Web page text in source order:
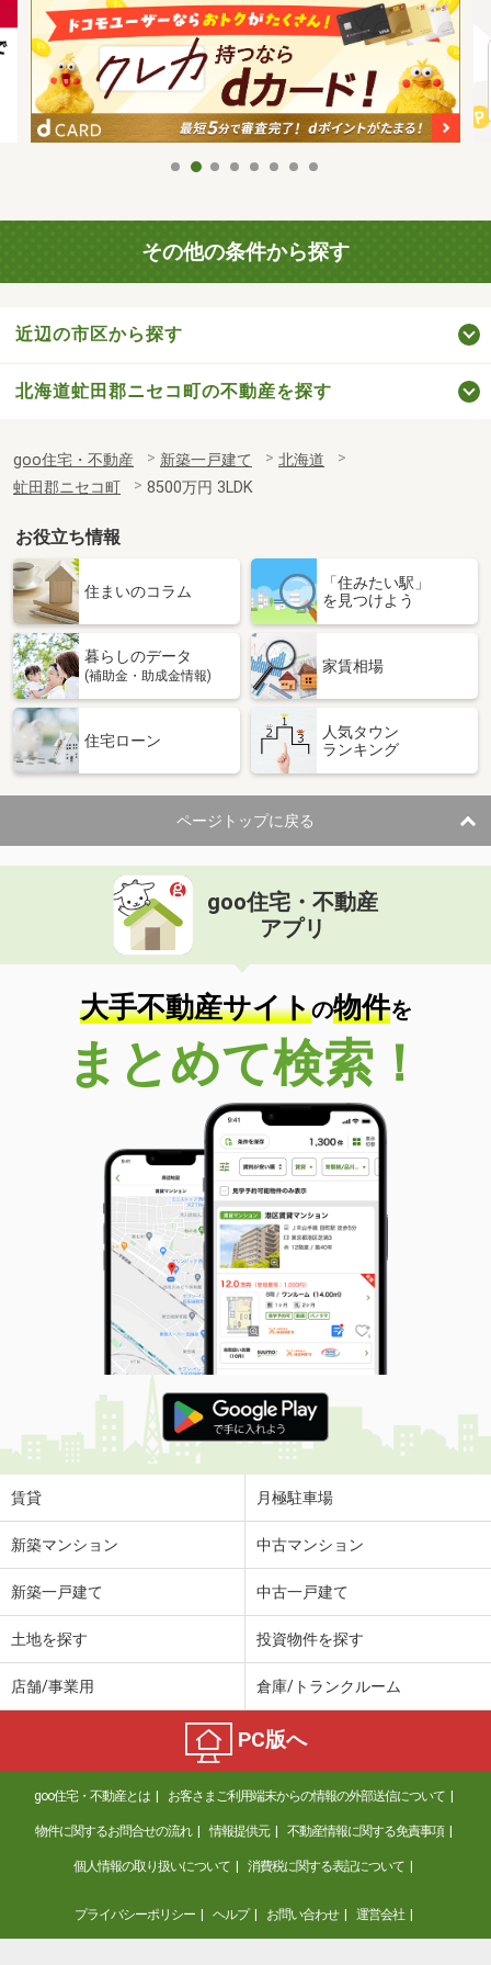
その他の条件から探す
近辺の市区から探す
北海道虻田郡ニセコ町の不動産を探す
goo住宅・不動産 新築一戸建て
北海道
虻田郡ニセコ町
8500万円 3LDK
お役立ち情報
住まいのコラム
「住みたい駅」
を見つけよう
暮らしのデータ
(補助金・助成金情報)
家賃相場
住宅ローン
人気タウン
ランキング
ページトップに戻る
goo住宅・不動産
アプリ
大手不動産サイトの物件を
まとめて検索！
賃貸 月極駐車場
新築マンション 中古マンション
新築一戸建て 中古一戸建て
土地を探す 投資物件を探す
店舗/事業用 倉庫/トランクルーム
PC版へ
goo住宅・不動産とは お客さまご利用端末からの情報の外部送信について
物件に関するお問合せの流れ 情報提供元 不動産情報に関する免責事項
個人情報の取り扱いについて 消費税に関する表記について
プライバシーポリシー ヘルプ お問い合わせ 運営会社